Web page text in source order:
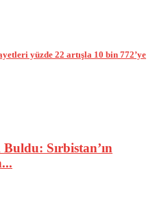
yüzde 22 artışla 10 bin 772’ye
Sırbistan’ın